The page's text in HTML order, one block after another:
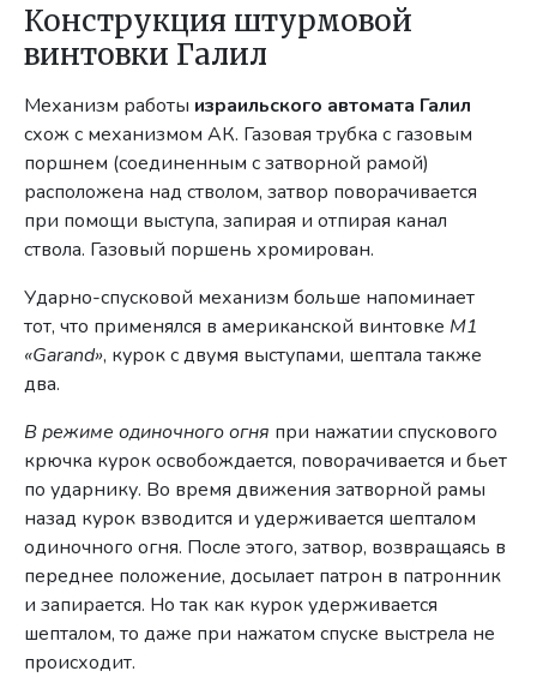
Конструкция штурмовой
винтовки Галил
Механизм работы израильского автомата Галил
схож с механизмом АК. Газовая трубка с газовым
поршнем (соединенным с затворной рамой)
расположена над стволом, затвор поворачивается
при помощи выступа, запирая и отпирая канал
ствола. Газовый поршень хромирован.
Ударно-спусковой механизм больше напоминает
тот, что применялся в американской винтовке M1
«Garand», курок с двумя выступами, шептала также
два.
В режиме одиночного огня при нажатии спускового
крючка курок освобождается, поворачивается и бьет
по ударнику. Во время движения затворной рамы
назад курок взводится и удерживается шепталом
одиночного огня. После этого, затвор, возвращаясь в
переднее положение, досылает патрон в патронник
и запирается. Но так как курок удерживается
шепталом, то даже при нажатом спуске выстрела не
происходит.